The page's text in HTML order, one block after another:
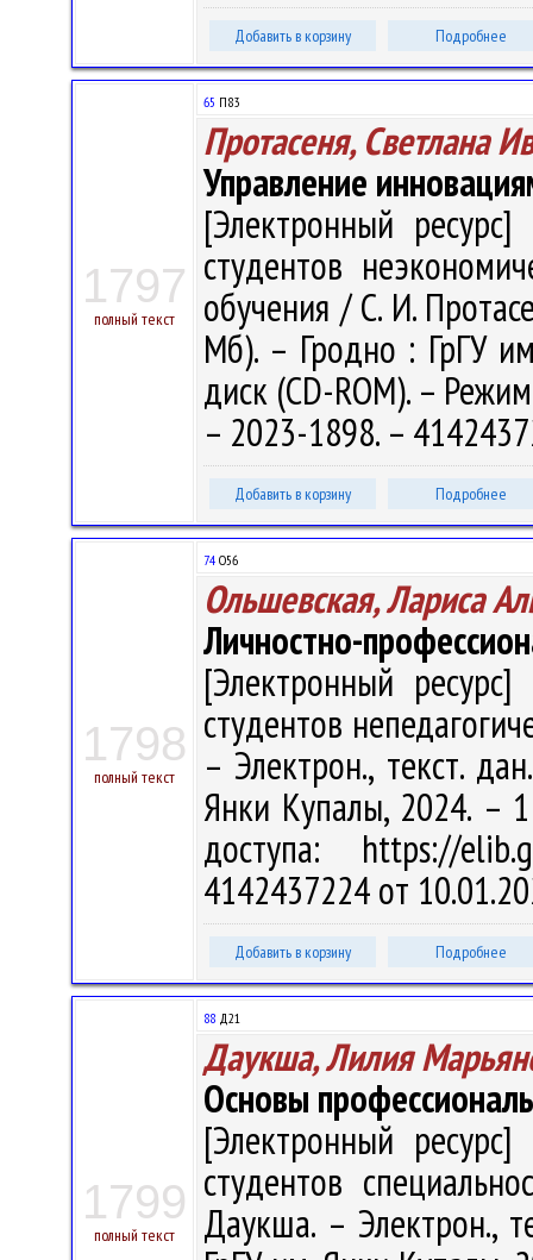
Добавить в корзину Подробнее
1797
полный текст
65 П83
Протасеня, Светлана
Управление
[Электронный
студентов
обучения / С. И.
Мб). – Гродно : ГрГУ
диск (CD-ROM). –
– 2023-1898. –
Добавить в корзину Подробнее
1798
полный текст
74 О56
Ольшевская, Лариса
Личностно-
[Электронный
студентов
– Электрон., текст.
Янки Купалы, 2024. –
доступа: https://
4142437224 от
Добавить в корзину Подробнее
1799
полный текст
88 Д21
Даукша, Лилия
Основы
[Электронный
студентов
Даукша. – Электрон.,